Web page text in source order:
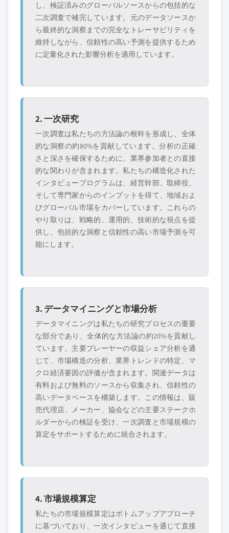
し、検証済みのグローバルソースからの包括的な
二次調査で補完しています。元のデータソースか
ら最終的な洞察までの完全なトレーサビリティを
維持しながら、信頼性の高い予測を提供するため
に定量化された影響分析を適用しています。
2. 一次研究
一次調査は私たちの方法論の根幹を形成し、全体
的な洞察の約80%を貢献しています。分析の正確
さと深さを確保するために、業界参加者との直接
的な関わりが含まれます。私たちの構造化された
インタビュープログラムは、経営幹部、取締役、
そして専門家からのインプットを得て、地域およ
びグローバル市場をカバーしています。これらの
やり取りは、戦略的、運用的、技術的な視点を提
供し、包括的な洞察と信頼性の高い市場予測を可
能にします。
3. データマイニングと市場分析
データマイニングは私たちの研究プロセスの重要
な部分であり、全体的な方法論の約20%を貢献し
ています。主要プレーヤーの収益シェア分析を通
じて、市場構造の分析、業界トレンドの特定、マ
クロ経済要因の評価が含まれます。関連データは
有料および無料のソースから収集され、信頼性の
高いデータベースを構築します。この情報は、販
売代理店、メーカー、協会などの主要ステークホ
ルダーからの検証を受け、一次調査と市場規模の
算定をサポートするために統合されます。
4. 市場規模算定
私たちの市場規模算定はボトムアップアプローチ
に基づいており、一次インタビューを通じて直接